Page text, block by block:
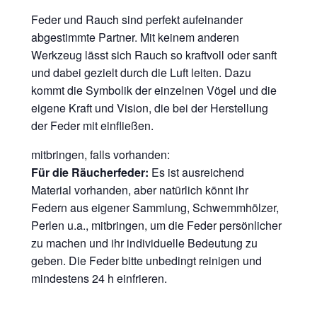
Feder und Rauch sind perfekt aufeinander
abgestimmte Partner. Mit keinem anderen
Werkzeug lässt sich Rauch so kraftvoll oder sanft
und dabei gezielt durch die Luft leiten. Dazu
kommt die Symbolik der einzelnen Vögel und die
eigene Kraft und Vision, die bei der Herstellung
der Feder mit einfließen.
mitbringen, falls vorhanden:
Für die Räucherfeder: Es ist ausreichend
Material vorhanden, aber natürlich könnt ihr
Federn aus eigener Sammlung, Schwemmhölzer,
Perlen u.a., mitbringen, um die Feder persönlicher
zu machen und ihr individuelle Bedeutung zu
geben. Die Feder bitte unbedingt reinigen und
mindestens 24 h einfrieren.